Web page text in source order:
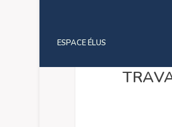
ESPACE ÉLUS